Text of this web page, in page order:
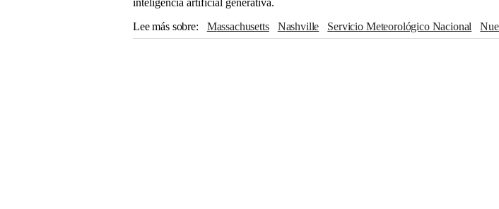
inteligencia artificial generativa.
Lee más sobre
Massachusetts Nashville Servicio Meteorológico Nacional
Tate Reeves
Pittsburgh Nueva York Kansas Andy Beshear Oxford Georgia